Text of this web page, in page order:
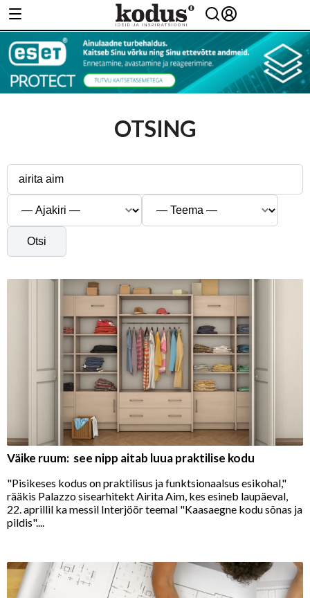
OTSING
Otsi
Väike ruum: see nipp aitab luua praktilise kodu
"Pisikeses kodus on praktilisus ja funktsionaalsus esikohal,"
rääkis Palazzo sisearhitekt Airita Aim, kes esineb laupäeval,
22. aprillil ka messil Interjöör teemal "Kaasaegne kodu sõnas ja
pildis"....